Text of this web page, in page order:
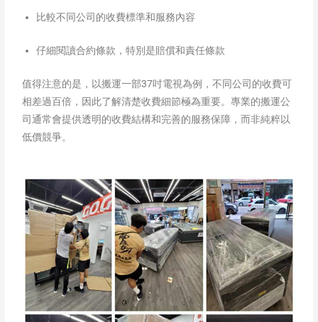
比較不同公司的收費標準和服務內容
仔細閱讀合約條款，特別是賠償和責任條款
值得注意的是，以搬運一部37吋電視為例，不同公司的收費可
相差過百倍，因此了解清楚收費細節極為重要。專業的搬運公
司通常會提供透明的收費結構和完善的服務保障，而非純粹以
低價競爭。